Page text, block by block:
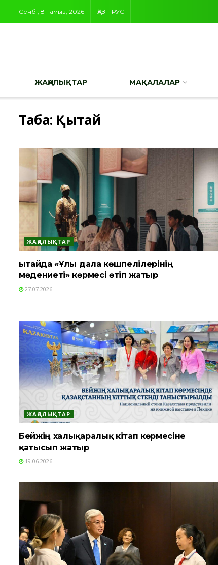
Сенбі, 8 Тамыз, 2026 ҚАЗ РУС
ЖАҢАЛЫҚТАР МАҚАЛАЛАР
Таңба: Қытай
ЖАҢАЛЫҚТАР
Қытайда «Ұлы дала көшпелілерінің
мәдениеті» көрмесі өтіп жатыр
27.07.2026
ЖАҢАЛЫҚТАР
Бейжің халықаралық кітап көрмесіне
қатысып жатыр
19.06.2026